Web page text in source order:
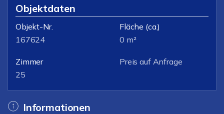
Objektdaten
Objekt-Nr.
167624
Fläche (ca.)
0 m²
Zimmer
25
Preis auf Anfrage
Informationen